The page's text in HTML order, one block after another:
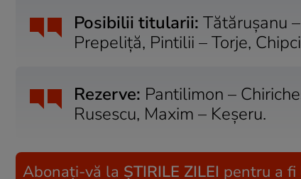
Posibilii titularii: Tătăruşanu
Prepeliţă, Pintilii – Torje,
Rezerve: Pantilimon –
Rusescu, Maxim – Keşeru.
Abonați-vă la ȘTIRILE ZILEI pentru a fi